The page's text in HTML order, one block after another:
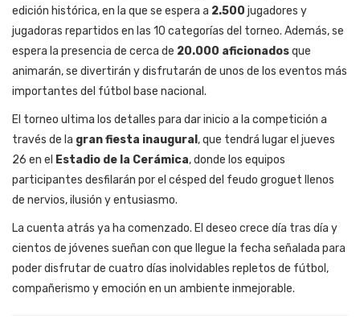
edición histórica, en la que se espera a 2.500 jugadores y
jugadoras repartidos en las 10 categorías del torneo. Además, se
espera la presencia de cerca de 20.000 aficionadosque
animarán, se divertirán y disfrutarán de unos de los eventos más
importantes del fútbol base nacional.
El torneo ultima los detalles para dar inicio a la competición a
través de la gran fiesta inaugural , que tendrá lugar el jueves
26 en el Estadio de la Cerámica, donde los equipos
participantes desfilarán por el césped del feudo groguet llenos
de nervios, ilusión y entusiasmo.
La cuenta atrás ya ha comenzado. El deseo crece día tras día y
cientos de jóvenes sueñan con que llegue la fecha señalada para
poder disfrutar de cuatro días inolvidables repletos de fútbol,
compañerismo y emoción en un ambiente inmejorable.